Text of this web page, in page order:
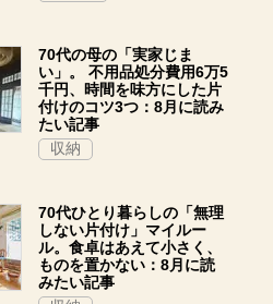
70代の母の「実家じま
い」。 不用品処分費用6万5
千円、時間を味方にした片
付けのコツ3つ：8月に読み
たい記事
収納
70代ひとり暮らしの「無理
しない片付け」マイルー
ル。食卓はあえて小さく、
ものを置かない：8月に読
みたい記事